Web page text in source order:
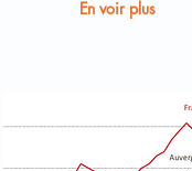
En voir plus